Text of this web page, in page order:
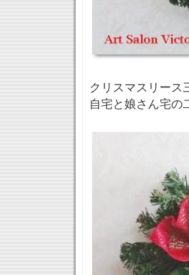
クリスマスリース
自宅と娘さん宅の